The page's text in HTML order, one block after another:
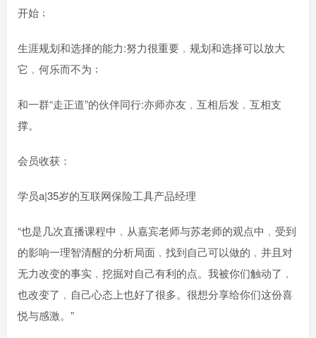
开始﹔
生涯规划和选择的能力:努力很重要﹐规划和选择可以放大
它﹐何乐而不为﹔
和一群“走正道”的伙伴同行:亦师亦友﹐互相后发﹐互相支
撑。
会员收获：
学员a|35岁的互联网保险工具产品经理
“也是几次直播课程中﹐从嘉宾老师与苏老师的观点中﹐受到
的影响一理智清醒的分析局面﹐找到自己可以做的﹐并且对
无力改变的事实﹐挖掘对自己有利的点。我被你们触动了﹐
也改变了﹐自己心态上也好了很多。很想分享给你们这份喜
悦与感激。”